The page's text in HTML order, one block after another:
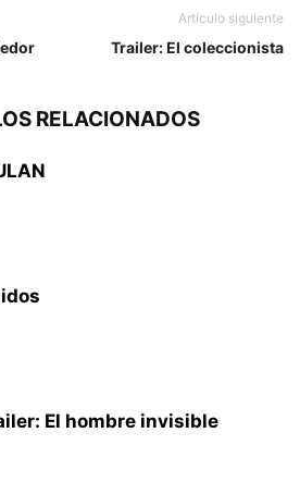
Artículo siguiente
Trailer: El coleccionista
RELACIONADOS
El hombre invisible